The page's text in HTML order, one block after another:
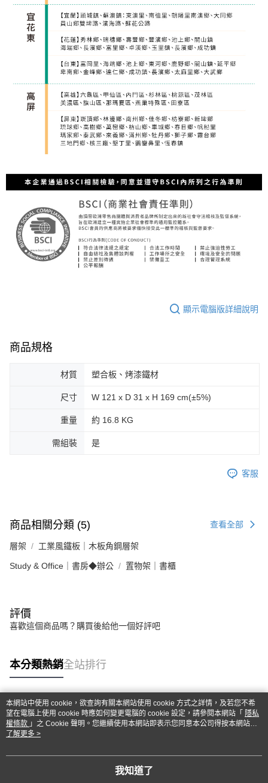
顯示電腦版詳細說明
商品規格
材質 塑合板、烤漆鐵材
尺寸 W 121 x D 31 x H 169 cm(±5%)
重量 約 16.8 KG
需組裝 是
客服
商品相關分類 (5) 查看全部
層架 工業風鐵板｜木板角鋼層架
Study & Office｜書房◆辦公 置物架｜書櫃
評價
喜歡這個商品嗎？購買後給他一個好評吧
本分類熱銷全站排行
熱門標籤
本網站中使用 cookie，欲查詢有關本網站使用 cookie 方式之詳情，及若您不希
望在電腦上使用 cookie 時應如何變更電腦的 cookie 設定，請參閱本網站「 隱私
權條款 」之 Cookie 聲明。您繼續使用本網站即表示您同意本公司得按本網站使
用條款之 Cookie 聲明使用 cookie。
了解更多 >
我知道了